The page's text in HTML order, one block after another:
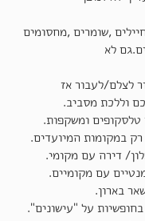
,שומרים ,מחסומים
לא
לצלם/לעבור אז
וללכת מסביב.
ומשקפות.
במקומות המיועדים.
דירה עם מקומי.
עם מקומיים.
בארון.
על "עישונים".